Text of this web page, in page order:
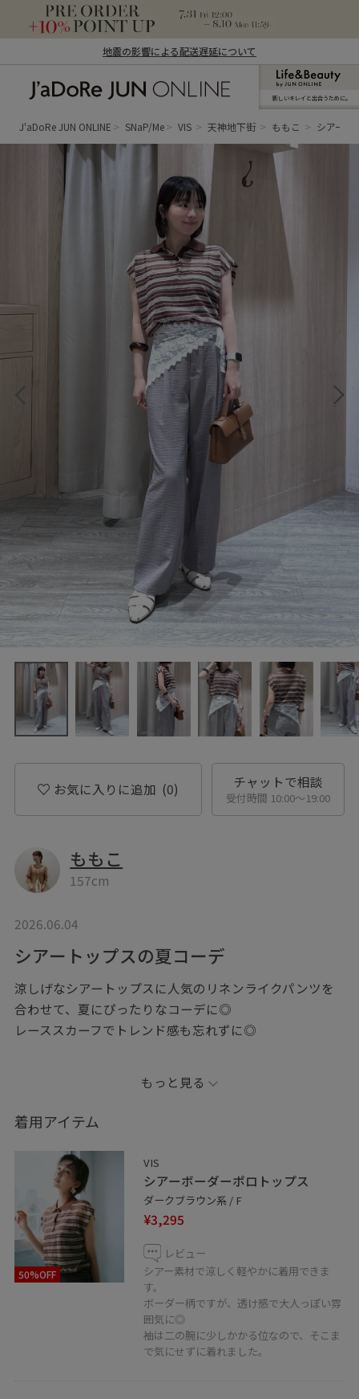
地震の影響による配送遅延について
ン オンライン）
新しいキレイと出合うために。
J'aDoRe JUN ONLINE SNaP/Me VIS 天神地下街 ももこ シアート
お気に入りに追加 (0) チャットで相談
受付時間 10:00〜19:00
ももこ
157cm
2026.06.04
シアートップスの夏コーデ
涼しげなシアートップスに人気のリネンライクパンツを
合わせて、夏にぴったりなコーデに◎
レーススカーフでトレンド感も忘れずに◎
▷❤︎ボタンを押していただくと、【お気に入り】タブから
投稿をご覧頂きやすくなります！ぜひお試しください❤︎
フォローもしてくださると嬉しいです！^_^
LINEで在庫のお問い合わせや商品、コーディネートのご
相談など是非お気軽にお問い合わせくださいませ。
LINEで天神地下街VISスタッフにご相談は【友だち追加】
をタップ！！
もっと見る
着用アイテム
50%OFF
VIS
シアーボーダーポロトップス
ダークブラウン系 / F
¥3,295
レビュー
シアー素材で涼しく軽やかに着用できま
す。
ボーダー柄ですが、透け感で大人っぽい雰
囲気に◎
袖は二の腕に少しかかる位なので、そこま
で気にせずに着れました。